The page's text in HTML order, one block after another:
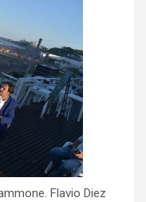
Flavio Diez